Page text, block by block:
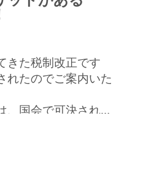
きた税制改正です
れたのでご案内いた
、国会で可決された